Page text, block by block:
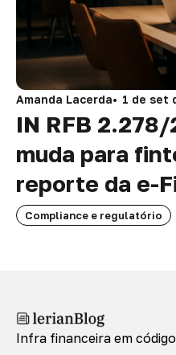
Amanda Lacerda 1 de set
IN RFB
muda para
reporte da e-
Compliance e regulatório
Infra financeira em